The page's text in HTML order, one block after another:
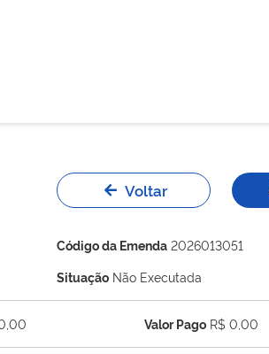
Voltar
Código da Emenda 2026013051
Situação Não Executada
Valor Pago R$ 0,00